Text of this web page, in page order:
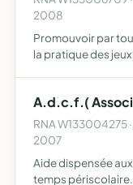
2008
Promouvoir par
la pratique des
A.d.c.f.(
RNA W133004275
2007
Aide dispensée
temps périscolaire.